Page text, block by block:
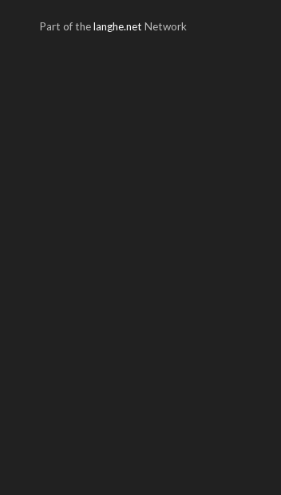
Part of thelanghe.net Network